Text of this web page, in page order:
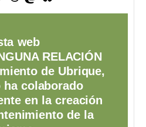
web
RELACIÓN
de Ubrique,
ha colaborado
en la creación
de la